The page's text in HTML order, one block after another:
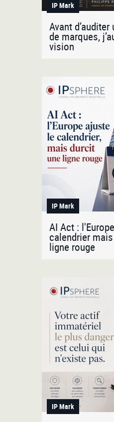
IP Mark
Avant
de marques,
vision
IP Mark
AI Act :
calendrier
ligne rouge
IP Mark